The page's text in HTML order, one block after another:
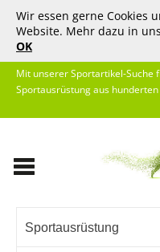
Wir essen gerne Cookies
Website. Mehr dazu in
OK
Mit unserer Sportartikel-Suche
Sportausrüstung aus
Sportausrüstung